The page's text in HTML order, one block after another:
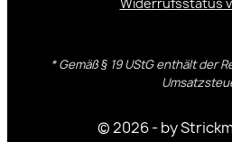
* Gemäß § 19 UStG enthält der
© 2026 - by